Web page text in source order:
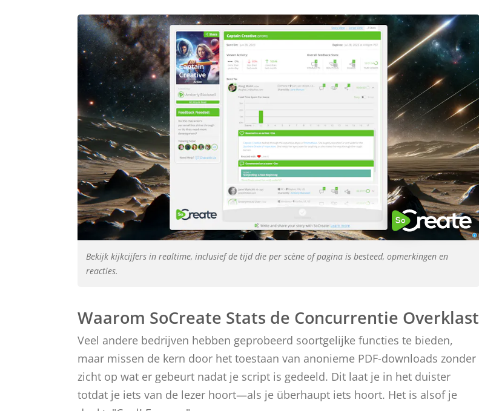
Bekijk kijkcijfers in realtime, inclusief de tijd die per scène of pagina is besteed, opmerkingen en
reacties.
Waarom SoCreate Stats de Concurrentie Overklast
Veel andere bedrijven hebben geprobeerd soortgelijke functies te bieden,
maar missen de kern door het toestaan van anonieme PDF-downloads zonder
zicht op wat er gebeurt nadat je script is gedeeld. Dit laat je in het duister
totdat je iets van de lezer hoort—als je überhaupt iets hoort. Het is alsof je